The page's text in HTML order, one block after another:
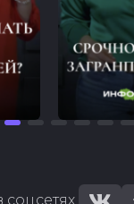
соцсетях